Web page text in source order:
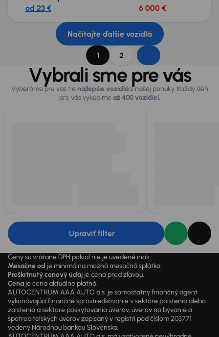
od 23 € 6 000 €
Načítajte ďalšie vozidlá
1 2
Vybrali sme pre vás
Vyberáme pre vás tie najlepšie vozidláz našej ponuky. Každý deň
pre vás vykúpimeaž 400 vozidiel.
Upraviť filter
Ceny sú vrátane DPH pokiaľ nie je uvedené inak.
Mesačne od je minimálna možná mesačná splátka.
Preškrtnutý cenový údaj je cena pred zľavou.
Cena je cena aktuálne platná.
AUTOCENTRUM AAA AUTO a.s. je samostatný finančný agent
vykonávajúci finančné sprostredkovanie v sektore poistenia alebo
zaistenia a sektore poskytovania úverov, úverov na bývanie a
spotrebiteľských úverov zapísaný v registri pod číslom 203771
vedený Národnou bankou Slovenska.